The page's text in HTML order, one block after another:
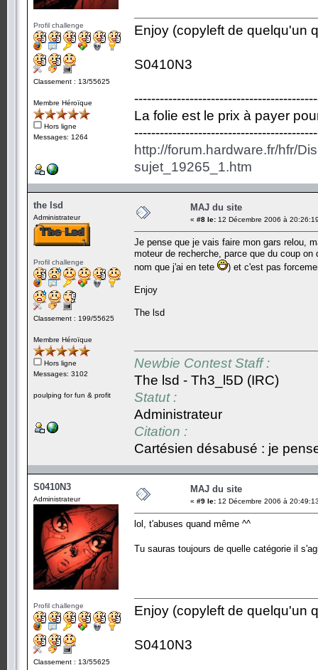
Profil challenge
Classement : 13/55625
Membre Héroïque
Hors ligne
Messages: 1264
Enjoy (copyleft de quelqu'un
S0410N3
La folie est le prix à payer
http://forum.hardware.fr/hfr/
sujet_19265_1.htm
the lsd
Administrateur
Profil challenge
Classement : 199/55625
Membre Héroïque
Hors ligne
Messages: 3102
poulping for fun & profit
MAJ du site
« #8 le: 12 Décembre 2006 à
Je pense que je vais faire mon gars relou,
moteur de recherche, parce que du coup
nom que j'ai en tete
) et c'est pas
Enjoy
The lsd
Newbie Contest Staff :
The lsd - Th3_l5D (IRC)
Statut :
Administrateur
Citation :
Cartésien désabusé : je
S0410N3
Administrateur
Profil challenge
Classement : 13/55625
MAJ du site
« #9 le: 12 Décembre 2006 à
lol, t'abuses quand même ^^
Tu sauras toujours de quelle catégorie il
Enjoy (copyleft de quelqu'un
S0410N3